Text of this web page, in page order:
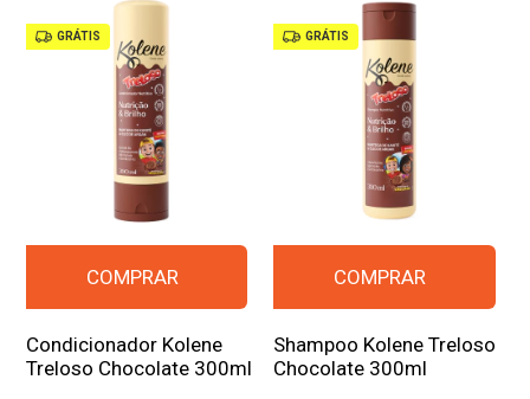
GRÁTIS
Condicionador Kolene
Treloso Chocolate 300ml
GRÁTIS
Shampoo Kolene Treloso
Chocolate 300ml